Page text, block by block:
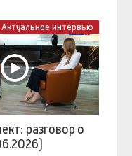
Актуальное интервью
разговор о